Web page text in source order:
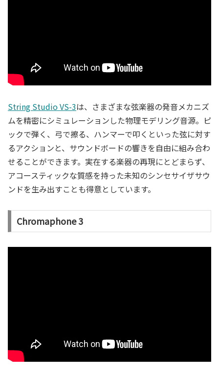
String Studio VS-3は、さまざまな弦楽器の発音メカニズ
ムを精密にシミュレーションした物理モデリング音源。ピ
ックで弾く、弓で擦る、ハンマーで叩くといった弦に対す
るアクションと、サウンドボードの響きを自由に組み合わ
せることができます。実在する楽器の再現にとどまらず、
アコースティックな質感を持った未知のシンセサイザサウ
ンドを生み出すことも得意としています。
Chromaphone 3